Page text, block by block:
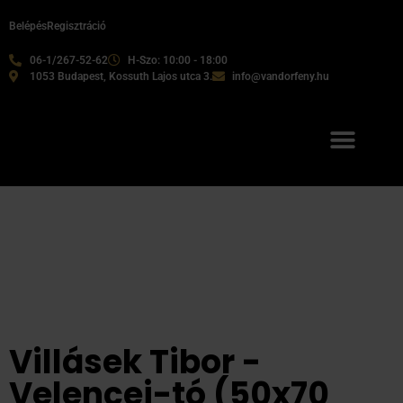
06-1/267-52-62
H-Szo: 10:00 - 18:00
1053 Budapest, Kossuth Lajos utca 3.
info@vandorfeny.hu
BelépésRegisztráció
Villásek Tibor -